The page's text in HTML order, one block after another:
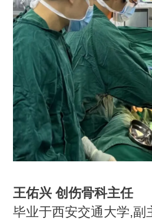
王佑兴 创伤骨科主任
毕业于西安交通大学,副